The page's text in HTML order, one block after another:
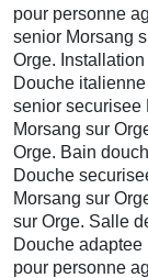
pour personne
senior Morsang
Orge.
Douche
senior securisee
Morsang sur
Orge. Bain
Douche
Morsang sur
sur Orge. Salle
Douche
pour personne